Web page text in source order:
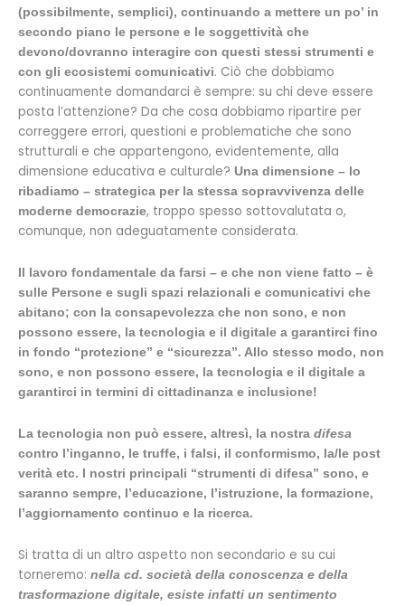
(possibilmente, semplici), continuando a mettere un po’ in
secondo piano le persone e le soggettività che
devono/dovranno interagire con questi stessi strumenti e
con gli ecosistemi comunicativi. Ciò che dobbiamo
continuamente domandarci è sempre: su chi deve essere
posta l’attenzione? Da che cosa dobbiamo ripartire per
correggere errori, questioni e problematiche che sono
strutturali e che appartengono, evidentemente, alla
dimensione educativa e culturale? Una dimensione – lo
ribadiamo – strategica per la stessa sopravvivenza delle
moderne democrazie, troppo spesso sottovalutata o,
comunque, non adeguatamente considerata.
Il lavoro fondamentale da farsi – e che non viene fatto – è
sulle Persone e sugli spazi relazionali e comunicativi che
abitano; con la consapevolezza che non sono, e non
possono essere, la tecnologia e il digitale a garantirci fino
in fondo “protezione” e “sicurezza”. Allo stesso modo, non
sono, e non possono essere, la tecnologia e il digitale a
garantirci in termini di cittadinanza e inclusione!
La tecnologia non può essere, altresì, la nostra difesa
contro l’inganno, le truffe, i falsi, il conformismo, la/le post
verità etc. I nostri principali “strumenti di difesa” sono, e
saranno sempre, l’educazione, l’istruzione, la formazione,
l’aggiornamento continuo e la ricerca.
Si tratta di un altro aspetto non secondario e su cui
torneremo: nella cd. società della conoscenza e della
trasformazione digitale, esiste infatti un sentimento